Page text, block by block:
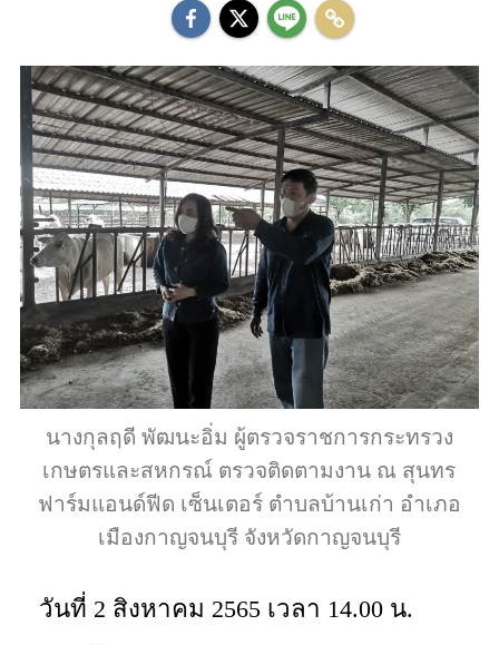
นางกุลฤดี พัฒนะอิ่ม ผู้ตรวจราชการกระทรวง
เกษตรและสหกรณ์ ตรวจติดตามงาน ณ สุนทร
ฟาร์มแอนด์ฟีด เซ็นเตอร์ ตำบลบ้านเก่า อำเภอ
เมืองกาญจนบุรี จังหวัดกาญจนบุรี
วันที่ 2 สิงหาคม 2565 เวลา 14.00 น.